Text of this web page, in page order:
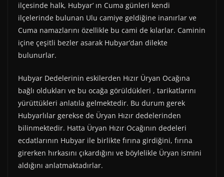
ilçesinde halk, Hubyar’ ın Cuma günleri kendi
ilçelerinde bulunan Ulu camiye geldiğine inanırlar ve
Cuma namazlarını özellikle bu cami de kılarlar. Caminin
içine çeşitli bezler asarak Hubyar’dan dilekte
bulunurlar.
Hubyar Dedelerinin eskilerden Hızır Üryan Ocağına
bağlı oldukları ve bu ocağa görüldükleri , tarikatlarını
yürüttükleri anlatıla gelmektedir. Bu durum gerek
Hubyarlılar gerekse de Üryan Hızır dedelerinden
bilinmektedir. Hatta Üryan Hızır Ocağının dedeleri
ecdatlarının Hubyar ile birlikte fırına girdiğini, fırına
girerken hırkasını çıkardığını ve böylelikle Üryan ismini
aldığını anlatmaktadırlar.